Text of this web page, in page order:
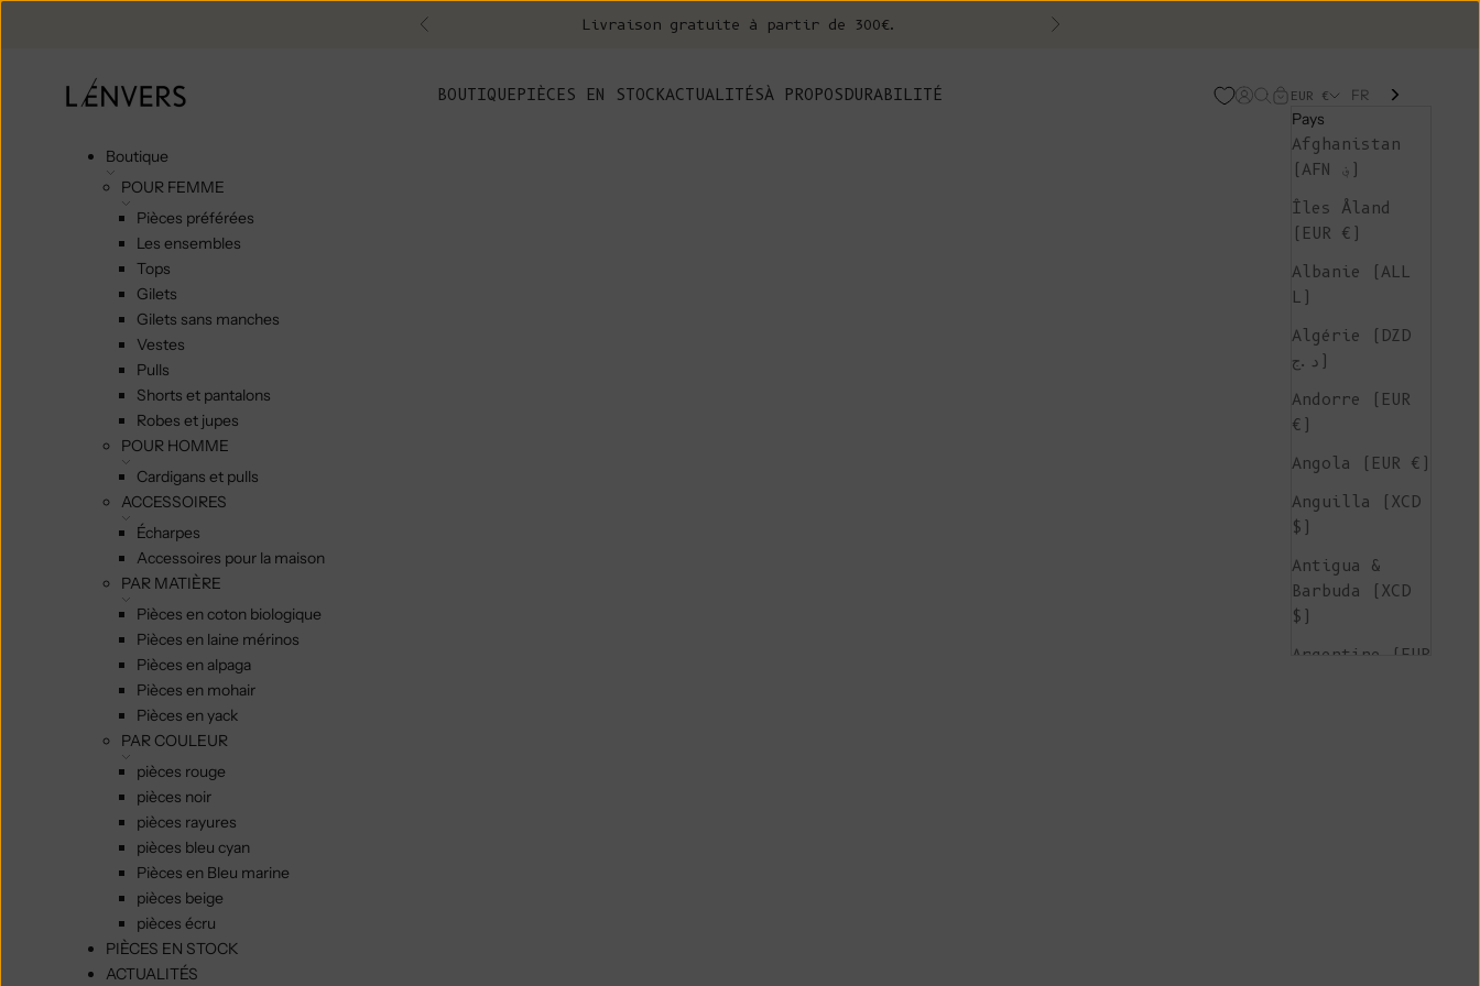
Précédent Livraison gratuite à partir de 300€. Suivant
L'ENVERS BOUTIQUEPIÈCES EN STOCKACTUALITÉSÀ PROPOSDURABILITÉ Page d'ouverture de
Recherche ouverte
Chariot ouvert
EUR €
Pays
Afghanistan
(AFN ؋)
Îles Åland
(EUR €)
Albanie (ALL
L)
Algérie (DZD
د.ج)
Andorre (EUR
€)
Angola (EUR €)
Anguilla (XCD
$)
Antigua &
Barbuda (XCD
$)
Argentine (EUR
FR
Boutique
POUR FEMME
Pièces préférées
Les ensembles
Tops
Gilets
Gilets sans manches
Vestes
Pulls
Shorts et pantalons
Robes et jupes
POUR HOMME
Cardigans et pulls
ACCESSOIRES
Écharpes
Accessoires pour la maison
PAR MATIÈRE
Pièces en coton biologique
Pièces en laine mérinos
Pièces en alpaga
Pièces en mohair
Pièces en yack
PAR COULEUR
pièces rouge
pièces noir
pièces rayures
pièces bleu cyan
Pièces en Bleu marine
pièces beige
pièces écru
PIÈCES EN STOCK
ACTUALITÉS